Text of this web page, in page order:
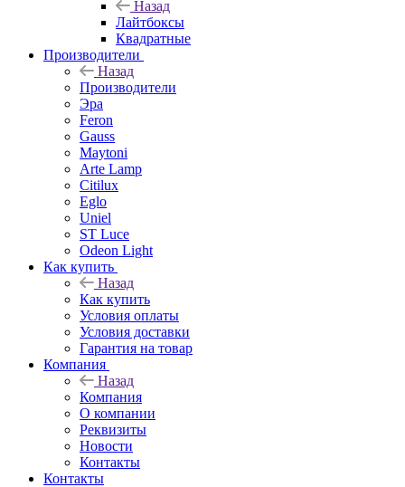
Назад
Лайтбоксы
Квадратные
Производители
Назад
Производители
Эра
Feron
Gauss
Maytoni
Arte Lamp
Citilux
Eglo
Uniel
ST Luce
Odeon Light
Как купить
Назад
Как купить
Условия оплаты
Условия доставки
Гарантия на товар
Компания
Назад
Компания
О компании
Реквизиты
Новости
Контакты
Контакты